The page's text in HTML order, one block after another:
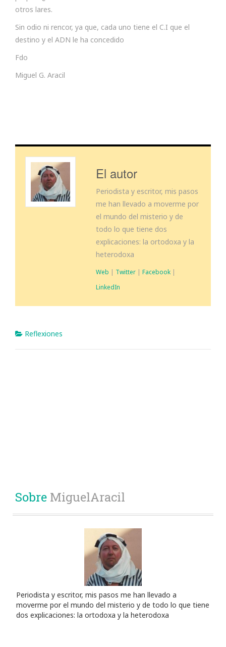
otros lares.
Sin odio ni rencor, ya que, cada uno tiene el C.I que el
destino y el ADN le ha concedido
Fdo
Miguel G. Aracil
El autor
Periodista y escritor, mis pasos
me han llevado a moverme por
el mundo del misterio y de
todo lo que tiene dos
explicaciones: la ortodoxa y la
heterodoxa
Web | Twitter | Facebook |
LinkedIn
Reflexiones
Sobre MiguelAracil
Periodista y escritor, mis pasos me han llevado a
moverme por el mundo del misterio y de todo lo que tiene
dos explicaciones: la ortodoxa y la heterodoxa